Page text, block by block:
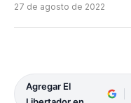
27 de agosto de 2022
Agregar El